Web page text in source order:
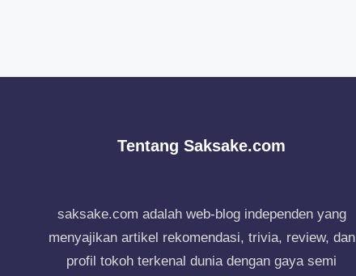
Tentang Saksake.com
saksake.com adalah web-blog independen yang
menyajikan artikel rekomendasi, trivia, review, dan
profil tokoh terkenal dunia dengan gaya semi